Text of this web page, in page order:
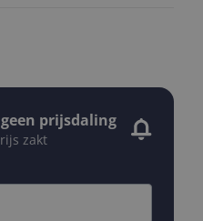
prijsdaling
zakt